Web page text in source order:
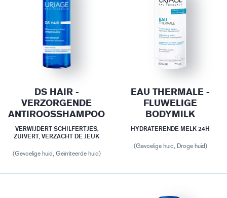
DS HAIR -
VERZORGENDE
ANTIROOSSHAMPOO
VERWIJDERT SCHILFERTJES,
ZUIVERT, VERZACHT DE JEUK
(Gevoelige huid, Geïrriteerde huid)
EAU THERMALE -
FLUWELIGE
BODYMILK
HYDRATERENDE MELK 24H
(Gevoelige huid, Droge huid)